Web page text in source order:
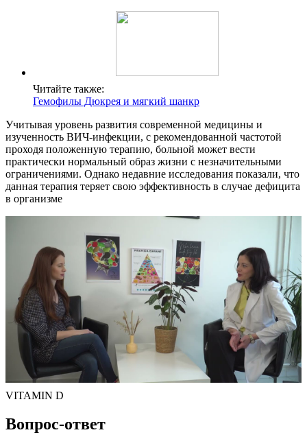
Читайте также:
Гемофилы Дюкрея и мягкий шанкр
Учитывая уровень развития современной медицины и
изученность ВИЧ-инфекции, с рекомендованной частотой
проходя положенную терапию, больной может вести
практически нормальный образ жизни с незначительными
ограничениями. Однако недавние исследования показали, что
данная терапия теряет свою эффективность в случае дефицита
в организме
VITAMIN D
Вопрос-ответ